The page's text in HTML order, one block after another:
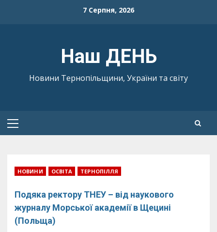
7 Серпня, 2026
Наш ДЕНЬ
Новини Тернопільщини, України та світу
Primary
НОВИНИ ОСВІТА ТЕРНОПІЛЛЯ
Подяка ректору ТНЕУ – від наукового
журналу Морської академії в Щецині
(Польща)